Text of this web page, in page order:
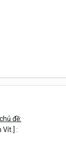
đề:
Vít.] :